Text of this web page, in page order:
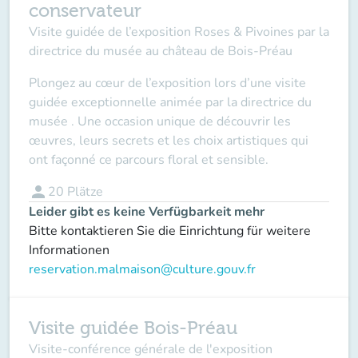
conservateur
Visite guidée de l’exposition Roses & Pivoines par la
directrice du musée au château de Bois-Préau
Plongez au cœur de l’exposition lors d’une visite
guidée exceptionnelle animée par la directrice du
musée . Une occasion unique de découvrir les
œuvres, leurs secrets et les choix artistiques qui
ont façonné ce parcours floral et sensible.
person 20 Plätze
Leider gibt es keine Verfügbarkeit mehr
Bitte kontaktieren Sie die Einrichtung für weitere
Informationen
reservation.malmaison@culture.gouv.fr
Visite guidée Bois-Préau
Visite-conférence générale de l'exposition